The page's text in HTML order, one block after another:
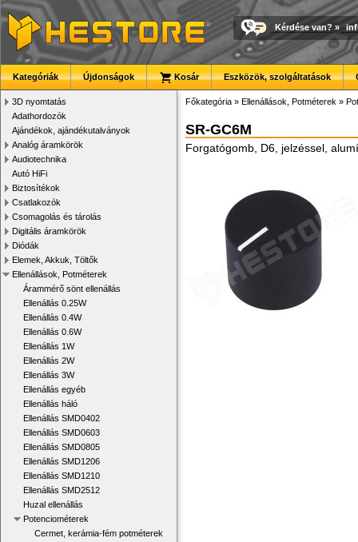
Kérdése van? »
Kategóriák Újdonságok Kosár Eszközök, szolgáltatások
3D nyomtatás
Adathordozók
Ajándékok, ajándékutalványok
Analóg áramkörök
Audiotechnika
Autó HiFi
Biztosítékok
Csatlakozók
Csomagolás és tárolás
Digitális áramkörök
Diódák
Elemek, Akkuk, Töltők
Ellenállások, Potméterek
Árammérő sönt ellenállás
Ellenállás 0.25W
Ellenállás 0.4W
Ellenállás 0.6W
Ellenállás 1W
Ellenállás 2W
Ellenállás 3W
Ellenállás egyéb
Ellenállás háló
Ellenállás SMD0402
Ellenállás SMD0603
Ellenállás SMD0805
Ellenállás SMD1206
Ellenállás SMD1210
Ellenállás SMD2512
Huzal ellenállás
Potenciométerek
Cermet, kerámia-fém potméterek
Főkategória » Ellenállások, Potméterek »
SR-GC6M
Forgatógomb, D6, jelzéssel,